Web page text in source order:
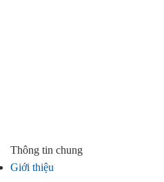
Thông tin chung
Giới thiệu